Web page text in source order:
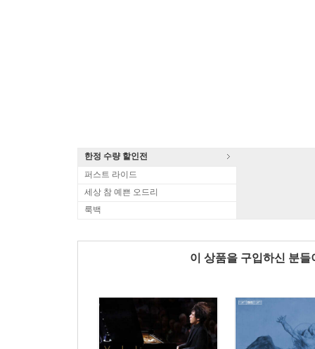
한정 수량 할인전
퍼스트 라이드
세상 참 예쁜 오드리
룩백
이 상품을 구입하신 분